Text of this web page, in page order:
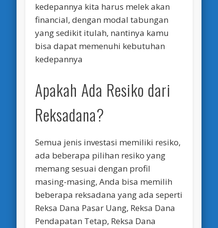
kedepannya kita harus melek akan
financial, dengan modal tabungan
yang sedikit itulah, nantinya kamu
bisa dapat memenuhi kebutuhan
kedepannya
Apakah Ada Resiko dari
Reksadana?
Semua jenis investasi memiliki resiko,
ada beberapa pilihan resiko yang
memang sesuai dengan profil
masing-masing, Anda bisa memilih
beberapa reksadana yang ada seperti
Reksa Dana Pasar Uang, Reksa Dana
Pendapatan Tetap, Reksa Dana